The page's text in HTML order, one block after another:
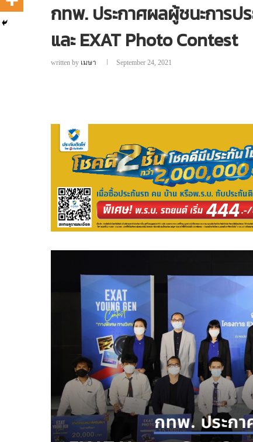
กทพ. ประกาศผลผู้ชนะการป
และ EXAT Photo Contest
written by เมษา September 24, 2021